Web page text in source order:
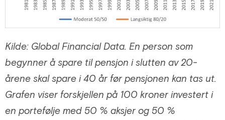
Kilde: Global Financial Data. En person som
begynner å spare til pensjon i slutten av 20-
årene skal spare i 40 år før pensjonen kan tas ut.
Grafen viser forskjellen på 100 kroner investert i
en portefølje med 50 % aksjer og 50 %